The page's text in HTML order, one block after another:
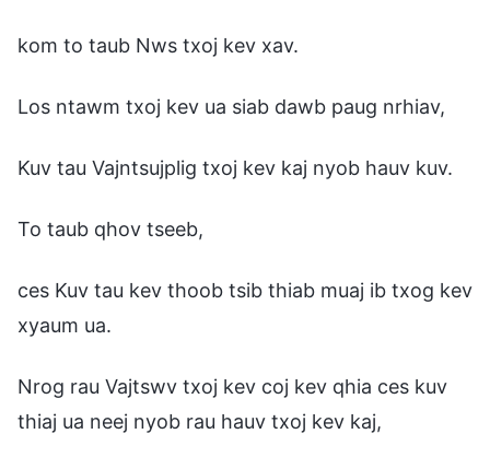
kom to taub Nws txoj kev xav.
Los ntawm txoj kev ua siab dawb paug nrhiav,
Kuv tau Vajntsujplig txoj kev kaj nyob hauv kuv.
To taub qhov tseeb,
ces Kuv tau kev thoob tsib thiab muaj ib txog kev
xyaum ua.
Nrog rau Vajtswv txoj kev coj kev qhia ces kuv
thiaj ua neej nyob rau hauv txoj kev kaj,